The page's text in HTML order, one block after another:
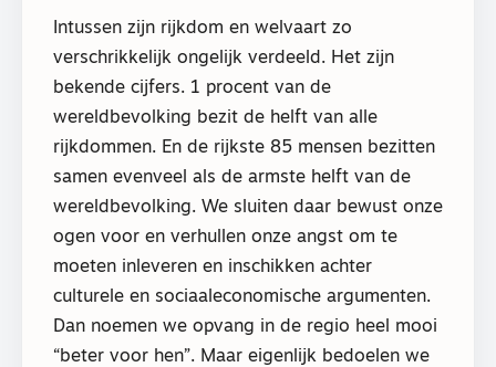
Intussen zijn rijkdom en welvaart zo
verschrikkelijk ongelijk verdeeld. Het zijn
bekende cijfers. 1 procent van de
wereldbevolking bezit de helft van alle
rijkdommen. En de rijkste 85 mensen bezitten
samen evenveel als de armste helft van de
wereldbevolking. We sluiten daar bewust onze
ogen voor en verhullen onze angst om te
moeten inleveren en inschikken achter
culturele en sociaaleconomische argumenten.
Dan noemen we opvang in de regio heel mooi
“beter voor hen”. Maar eigenlijk bedoelen we